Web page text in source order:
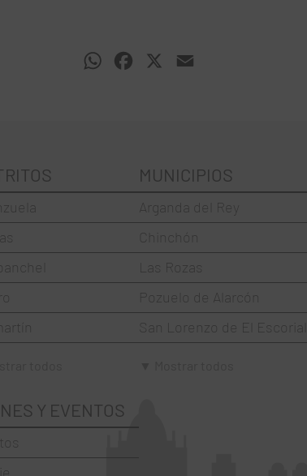
WhatsAppFacebook
El Pardo
Y EVENTOS
MUNICIPIOS
Arganda del Rey
Chinchón
Las Rozas
Pozuelo de Alarcón
San Lorenzo de El Escorial